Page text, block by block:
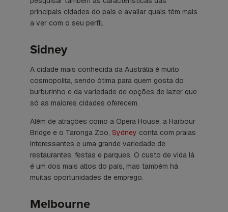
principais cidades do país e avaliar quais têm mais
a ver com o seu perfil.
Sidney
A cidade mais conhecida da Austrália é muito
cosmopolita, sendo ótima para quem gosta do
burburinho e da variedade de opções de lazer que
só as maiores cidades oferecem.
Além de atrações como a Opera House, a Harbour
Bridge e o Taronga Zoo, Sydney conta com praias
interessantes e uma grande variedade de
restaurantes, festas e parques. O custo de vida lá
é um dos mais altos do país, mas também há
muitas oportunidades de emprego.
Melbourne